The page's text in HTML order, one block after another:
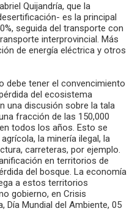
Quijandría, que la
es la principal
seguida del transporte con
interprovincial. Más
de energía eléctrica y otros
debe tener el convencimiento
del ecosistema
una discusión sobre la tala
fracción de las 150,000
todos los años. Esto se
la minería ilegal, la
carreteras, por ejemplo.
en territorios de
del bosque. La economía
a estos territorios
gobierno, en Crisis
Día Mundial del Ambiente, 05